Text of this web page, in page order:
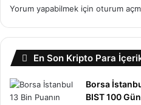
Yorum yapabilmek için oturum
En Son Kripto Para
Borsa
BIST 100